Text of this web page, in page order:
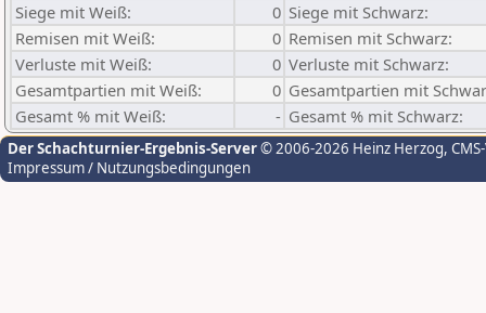
Siege mit Weiß:
0 Siege mit Schwarz:
Remisen mit Weiß:
0 Remisen mit Schwarz:
Verluste mit Weiß:
0 Verluste mit Schwarz:
Gesamtpartien mit Weiß:
0 Gesamtpartien mit
Gesamt % mit Weiß:
- Gesamt % mit Schwarz:
Der Schachturnier-Ergebnis-Server© 2006-2026 Heinz Herzog,
Impressum / Nutzungsbedingungen